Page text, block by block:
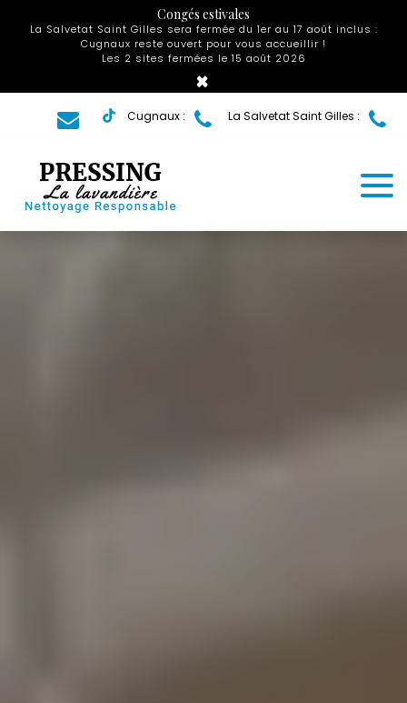
Congés estivales
La Salvetat Saint Gilles sera fermée du 1er au 17 août inclus :
Cugnaux reste ouvert pour vous accueillir !
Les 2 sites fermées le 15 août 2026
×
Cugnaux : La Salvetat Saint Gilles :
Panneau de gestion des cookies